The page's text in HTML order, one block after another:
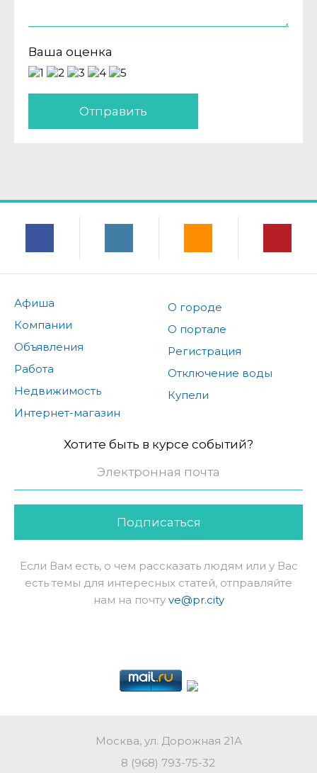
Ваша оценка
Отправить
Афиша
Компании
Объявления
Работа
Недвижимость
Интернет-магазин
О городе
О портале
Регистрация
Отключение воды
Купели
Хотите быть в курсе событий?
Подписаться
Если Вам есть, о чем рассказать людям или у Вас
есть темы для интересных статей, отправляйте
нам на почту ve@pr.city
Москва, ул. Дорожная 21А
8 (968) 793-75-32